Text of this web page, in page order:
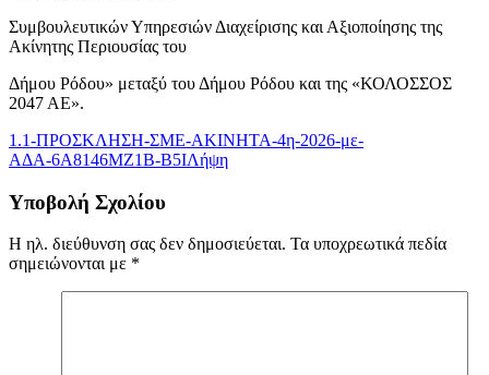
Συμβουλευτικών Υπηρεσιών Διαχείρισης και Αξιοποίησης της
Ακίνητης Περιουσίας του
Δήμου Ρόδου» μεταξύ του Δήμου Ρόδου και της «ΚΟΛΟΣΣΟΣ
2047 ΑΕ».
1.1-ΠΡΟΣΚΛΗΣΗ-ΣΜΕ-AKINHTA-4η-2026-με-
ΑΔΑ-6Α8146ΜΖ1Β-Β5ΙΛήψη
Υποβολή Σχολίου
Η ηλ. διεύθυνση σας δεν δημοσιεύεται. Τα υποχρεωτικά πεδία
σημειώνονται με *